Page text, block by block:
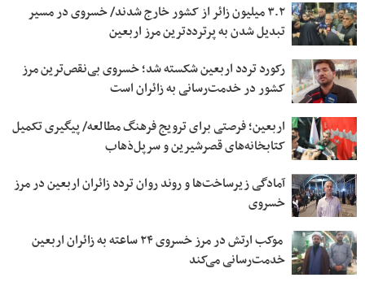
۳.۲ میلیون زائر از کشور خارج شدند/ خسروی در مسیر
تبدیل شدن به پرترددترین مرز اربعین
رکورد تردد اربعین شکسته شد؛ خسروی بی‌نقص‌ترین مرز
کشور در خدمت‌رسانی به زائران است
اربعین؛ فرصتی برای ترویج فرهنگ مطالعه/ پیگیری تکمیل
کتابخانه‌های قصرشیرین و سرپل‌ذهاب
آمادگی زیرساخت‌ها و روند روان تردد زائران اربعین در مرز
خسروی
موکب ارتش در مرز خسروی ۲۴ ساعته به زائران اربعین
خدمت‌رسانی می‌کند